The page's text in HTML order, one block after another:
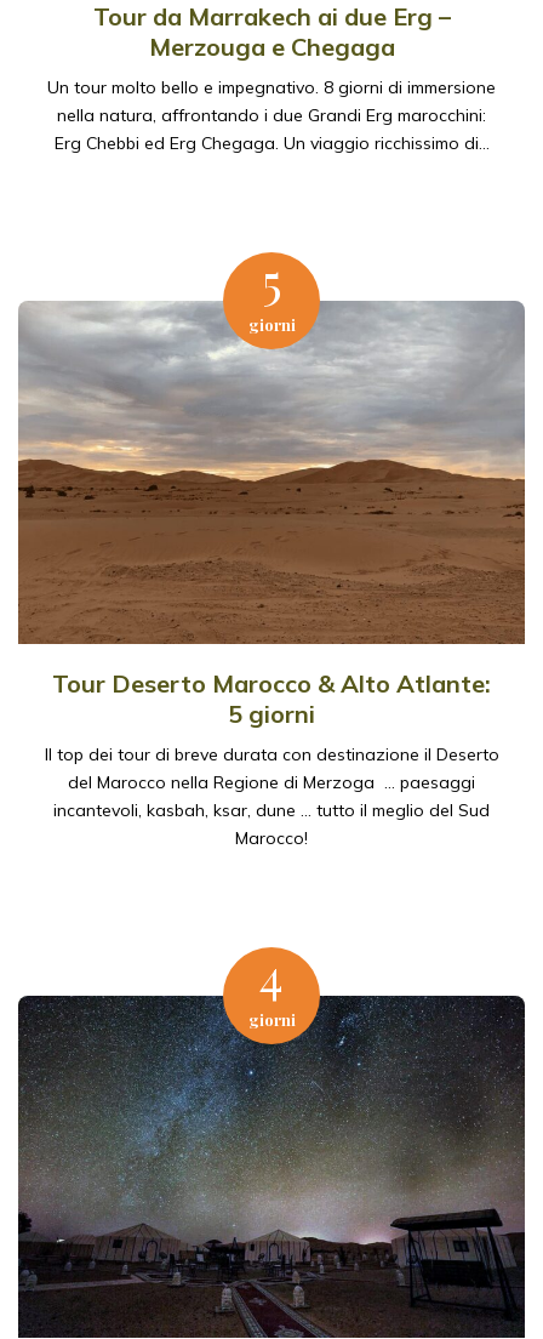
Un mare di dune
Quando il risveglio è indimenticabile
Tour da Marrakech ai due Erg –
Merzouga e Chegaga
Un tour molto bello e impegnativo. 8 giorni di immersione
nella natura, affrontando i due Grandi Erg marocchini:
Erg Chebbi ed Erg Chegaga. Un viaggio ricchissimo di…
5
giorni
Tour Deserto Marocco & Alto Atlante:
5 giorni
Il top dei tour di breve durata con destinazione il Deserto
del Marocco nella Regione di Merzoga … paesaggi
incantevoli, kasbah, ksar, dune … tutto il meglio del Sud
Marocco!
4
giorni